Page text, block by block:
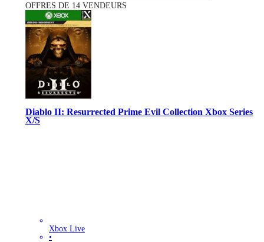
OFFRES DE 14 VENDEURS
Diablo II: Resurrected Prime Evil Collection Xbox Series
X/S
Xbox Live
•